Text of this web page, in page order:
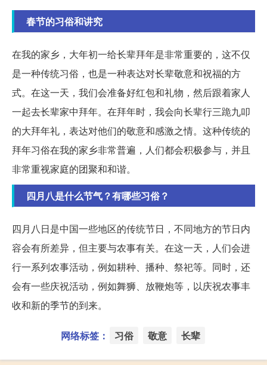
春节的习俗和讲究
在我的家乡，大年初一给长辈拜年是非常重要的，这不仅
是一种传统习俗，也是一种表达对长辈敬意和祝福的方
式。在这一天，我们会准备好红包和礼物，然后跟着家人
一起去长辈家中拜年。在拜年时，我会向长辈行三跪九叩
的大拜年礼，表达对他们的敬意和感激之情。这种传统的
拜年习俗在我的家乡非常普遍，人们都会积极参与，并且
非常重视家庭的团聚和和谐。
四月八是什么节气？有哪些习俗？
四月八日是中国一些地区的传统节日，不同地方的节日内
容会有所差异，但主要与农事有关。在这一天，人们会进
行一系列农事活动，例如耕种、播种、祭祀等。同时，还
会有一些庆祝活动，例如舞狮、放鞭炮等，以庆祝农事丰
收和新的季节的到来。
网络标签： 习俗 敬意 长辈